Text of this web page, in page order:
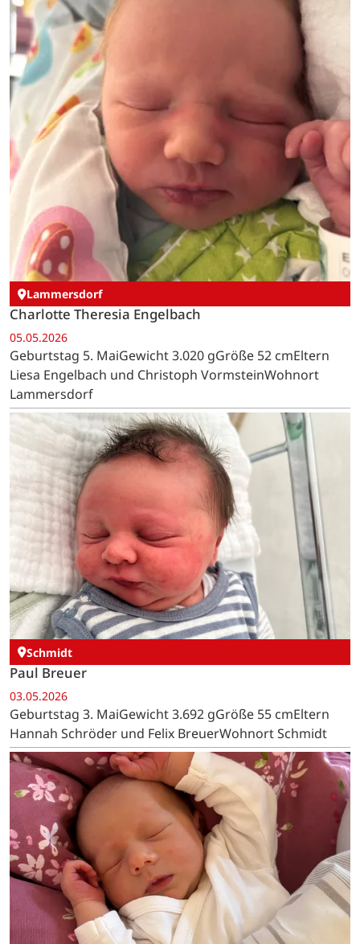
Lammersdorf
Charlotte Theresia Engelbach
05.05.2026
Geburtstag 5. MaiGewicht 3.020 gGröße 52 cmEltern
Liesa Engelbach und Christoph VormsteinWohnort
Lammersdorf
Schmidt
Paul Breuer
03.05.2026
Geburtstag 3. MaiGewicht 3.692 gGröße 55 cmEltern
Hannah Schröder und Felix BreuerWohnort Schmidt